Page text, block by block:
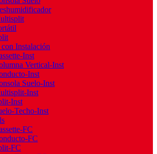
Instalación
Inst
Vertical-Inst
Inst
Suelo-Inst
Inst
Inst
Techo-Inst
FC
FC
FC